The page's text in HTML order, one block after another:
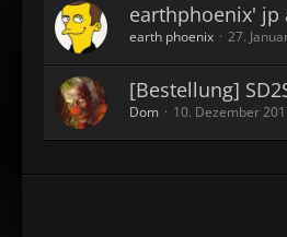
earthphoenix' jp
earth phoenix 27.
[Bestellung]
Dom 10. Dezember